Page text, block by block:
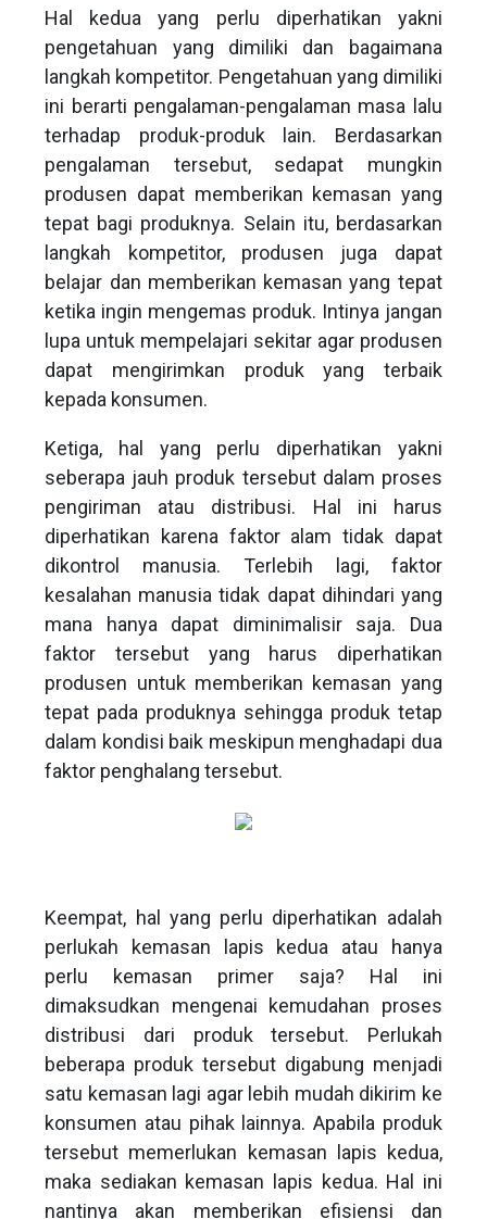
Hal kedua yang perlu diperhatikan yakni
pengetahuan yang dimiliki dan bagaimana
langkah kompetitor. Pengetahuan yang dimiliki
ini berarti pengalaman-pengalaman masa lalu
terhadap produk-produk lain. Berdasarkan
pengalaman tersebut, sedapat mungkin
produsen dapat memberikan kemasan yang
tepat bagi produknya. Selain itu, berdasarkan
langkah kompetitor, produsen juga dapat
belajar dan memberikan kemasan yang tepat
ketika ingin mengemas produk. Intinya jangan
lupa untuk mempelajari sekitar agar produsen
dapat mengirimkan produk yang terbaik
kepada konsumen.
Ketiga, hal yang perlu diperhatikan yakni
seberapa jauh produk tersebut dalam proses
pengiriman atau distribusi. Hal ini harus
diperhatikan karena faktor alam tidak dapat
dikontrol manusia. Terlebih lagi, faktor
kesalahan manusia tidak dapat dihindari yang
mana hanya dapat diminimalisir saja. Dua
faktor tersebut yang harus diperhatikan
produsen untuk memberikan kemasan yang
tepat pada produknya sehingga produk tetap
dalam kondisi baik meskipun menghadapi dua
faktor penghalang tersebut.
Keempat, hal yang perlu diperhatikan adalah
perlukah kemasan lapis kedua atau hanya
perlu kemasan primer saja? Hal ini
dimaksudkan mengenai kemudahan proses
distribusi dari produk tersebut. Perlukah
beberapa produk tersebut digabung menjadi
satu kemasan lagi agar lebih mudah dikirim ke
konsumen atau pihak lainnya. Apabila produk
tersebut memerlukan kemasan lapis kedua,
maka sediakan kemasan lapis kedua. Hal ini
nantinya akan memberikan efisiensi dan